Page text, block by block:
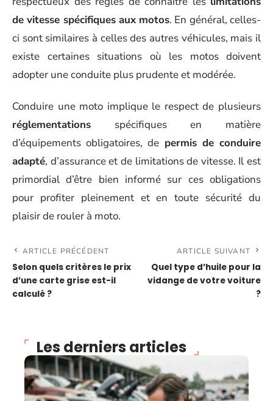
de vitesse spécifiques aux motos. En général, celles-
ci sont similaires à celles des autres véhicules, mais il
existe certaines situations où les motos doivent
adopter une conduite plus prudente et modérée.
Conduire une moto implique le respect de plusieurs
réglementations spécifiques en matière
d’équipements obligatoires, de permis de conduire
adapté, d’assurance et de limitations de vitesse. Il est
primordial d’être bien informé sur ces obligations
pour profiter pleinement et en toute sécurité du
plaisir de rouler à moto.
ARTICLE PRÉCÉDENT
Selon quels critères le prix
d’une carte grise est-il
calculé ?
ARTICLE SUIVANT
Quel type d’huile pour la
vidange de votre voiture
?
Les derniers articles